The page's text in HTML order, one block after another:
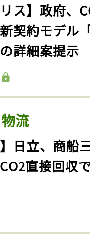
リス】政府、
契約モデル
詳細案提示
流
】日立、商船
直接回収